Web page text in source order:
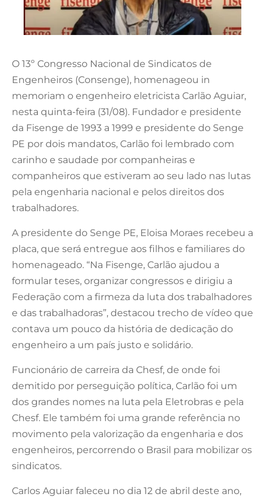
O 13º Congresso Nacional de Sindicatos de
Engenheiros (Consenge), homenageou in
memoriam o engenheiro eletricista Carlão Aguiar,
nesta quinta-feira (31/08). Fundador e presidente
da Fisenge de 1993 a 1999 e presidente do Senge
PE por dois mandatos, Carlão foi lembrado com
carinho e saudade por companheiras e
companheiros que estiveram ao seu lado nas lutas
pela engenharia nacional e pelos direitos dos
trabalhadores.
A presidente do Senge PE, Eloisa Moraes recebeu a
placa, que será entregue aos filhos e familiares do
homenageado. “Na Fisenge, Carlão ajudou a
formular teses, organizar congressos e dirigiu a
Federação com a firmeza da luta dos trabalhadores
e das trabalhadoras”, destacou trecho de vídeo que
contava um pouco da história de dedicação do
engenheiro a um país justo e solidário.
Funcionário de carreira da Chesf, de onde foi
demitido por perseguição política, Carlão foi um
dos grandes nomes na luta pela Eletrobras e pela
Chesf. Ele também foi uma grande referência no
movimento pela valorização da engenharia e dos
engenheiros, percorrendo o Brasil para mobilizar os
sindicatos.
Carlos Aguiar faleceu no dia 12 de abril deste ano,